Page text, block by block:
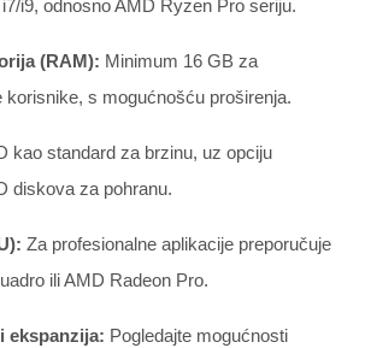
i9, odnosno AMD Ryzen Pro seriju.
(RAM): Minimum 16 GB za
korisnike, s mogućnošću proširenja.
kao standard za brzinu, uz opciju
diskova za pohranu.
Za profesionalne aplikacije preporučuje
ili AMD Radeon Pro.
ekspanzija: Pogledajte mogućnosti